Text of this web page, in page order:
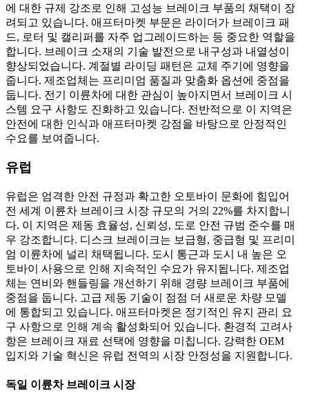
에 대한 규제 강조로 인해 고성능 브레이크 부품의 채택이 장
려되고 있습니다. 애프터마켓 부문은 라이더가 브레이크 패
드, 로터 및 캘리퍼를 자주 업그레이드하는 등 중요한 역할을
합니다. 브레이크 소재의 기술 발전으로 내구성과 내열성이
향상되었습니다. 계절별 라이딩 패턴은 교체 주기에 영향을
줍니다. 제조업체는 프리미엄 품질과 맞춤화 옵션에 중점을
둡니다. 전기 이륜차에 대한 관심이 높아지면서 브레이크 시
스템 요구 사항도 진화하고 있습니다. 전반적으로 이 지역은
안전에 대한 인식과 애프터마켓 강점을 바탕으로 안정적인
수요를 보여줍니다.
유럽
유럽은 엄격한 안전 규정과 확고한 오토바이 문화에 힘입어
전 세계 이륜차 브레이크 시장 규모의 거의 22%를 차지합니
다. 이 지역은 제동 효율성, 신뢰성, 도로 안전 규범 준수를 매
우 강조합니다. 디스크 브레이크는 보급형, 중급형 및 프리미
엄 이륜차에 널리 채택됩니다. 도시 통근과 도시 내 높은 오
토바이 사용으로 인해 지속적인 수요가 유지됩니다. 제조업
체는 연비와 핸들링을 개선하기 위해 경량 브레이크 부품에
중점을 둡니다. 고급 제동 기술이 점점 더 새로운 차량 모델
에 통합되고 있습니다. 애프터마켓은 정기적인 유지 관리 요
구 사항으로 인해 계속 활성화되어 있습니다. 환경적 고려사
항은 브레이크 재료 선택에 영향을 미칩니다. 강력한 OEM
입지와 기술 혁신은 유럽 전역의 시장 안정성을 지원합니다.
독일 이륜차 브레이크 시장